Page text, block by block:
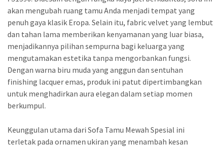
akan mengubah ruang tamu Anda menjadi tempat yang
penuh gaya klasik Eropa. Selain itu, fabric velvet yang lembut
dan tahan lama memberikan kenyamanan yang luar biasa,
menjadikannya pilihan sempurna bagi keluarga yang
mengutamakan estetika tanpa mengorbankan fungsi.
Dengan warna biru muda yang anggun dan sentuhan
finishing lacquer emas, produk ini patut dipertimbangkan
untuk menghadirkan aura elegan dalam setiap momen
berkumpul.
Keunggulan utama dari Sofa Tamu Mewah Spesial ini
terletak pada ornamen ukiran yang menambah kesan